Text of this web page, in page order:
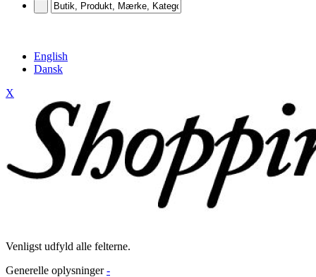
English
Dansk
X
Venligst udfyld alle felterne.
Generelle oplysninger -